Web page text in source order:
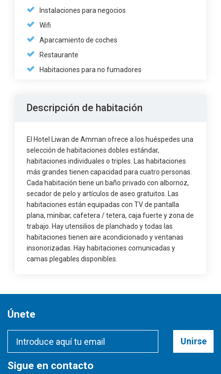
Instalaciones para negocios
Wifi
Aparcamiento de coches
Restaurante
Habitaciones para no fumadores
Descripción de habitación
El Hotel Liwan de Amman ofrece a los huéspedes una
selección de habitaciones dobles estándar,
habitaciones individuales o triples. Las habitaciones
más grandes tienen capacidad para cuatro personas.
Cada habitación tiene un baño privado con albornoz,
secador de pelo y artículos de aseo gratuitos. Las
habitaciones están equipadas con TV de pantalla
plana, minibar, cafetera / tetera, caja fuerte y zona de
trabajo. Hay utensilios de planchado y todas las
habitaciones tienen aire acondicionado y ventanas
insonorizadas. Hay habitaciones comunicadas y
camas plegables disponibles.
Únete
Unirse
Sigue en contacto